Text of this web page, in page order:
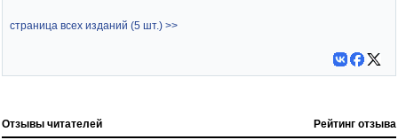
страница всех изданий (5 шт.) >>
Отзывы читателей Рейтинг отзыва